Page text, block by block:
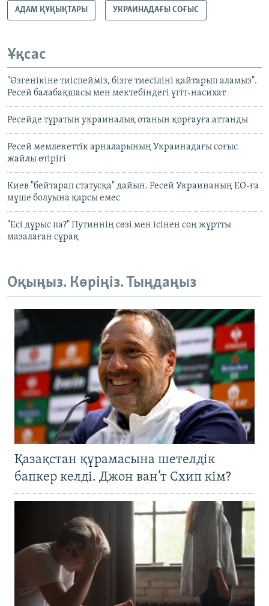
АДАМ ҚҰҚЫҚТАРЫ УКРАИНАДАҒЫ СОҒЫС
Ұқсас
"Өзгенікіне тиіспейміз, бізге тиесіліні қайтарып аламыз".
Ресей балабақшасы мен мектебіндегі үгіт-насихат
Ресейде тұратын украиналық отанын қорғауға аттанды
Ресей мемлекеттік арналарының Украинадағы соғыс
жайлы өтірігі
Киев "бейтарап статусқа" дайын. Ресей Украинаның ЕО-ға
мүше болуына қарсы емес
"Есі дұрыс па?" Путиннің сөзі мен ісінен соң жұртты
мазалаған сұрақ
Оқыңыз. Көріңіз. Тыңдаңыз
Қазақстан құрамасына шетелдік
бапкер келді. Джон ван’т Схип кім?